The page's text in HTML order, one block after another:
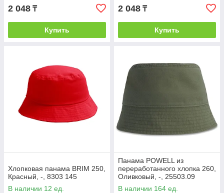
2 048 ₸
Купить
2 048 ₸
Купить
Хлопковая панама BRIM 250,
Красный, -, 8303 145
В наличии 12 ед.
Панама POWELL из
переработанного хлопка 260,
Оливковый, -, 25503.09
В наличии 164 ед.